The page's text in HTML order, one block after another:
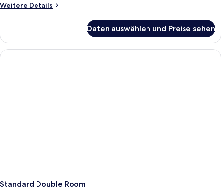
Weitere Details
Weitere
Daten auswählen und Preise sehen
Standard Double Room